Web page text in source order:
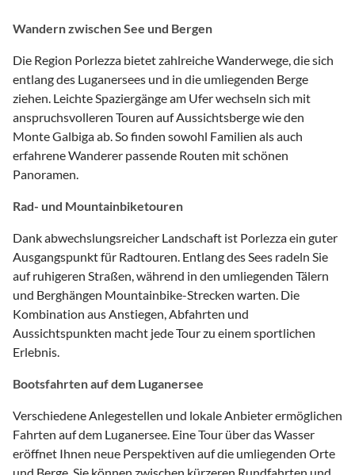
Wandern zwischen See und Bergen
Die Region Porlezza bietet zahlreiche Wanderwege, die sich
entlang des Luganersees und in die umliegenden Berge
ziehen. Leichte Spaziergänge am Ufer wechseln sich mit
anspruchsvolleren Touren auf Aussichtsberge wie den
Monte Galbiga ab. So finden sowohl Familien als auch
erfahrene Wanderer passende Routen mit schönen
Panoramen.
Rad- und Mountainbiketouren
Dank abwechslungsreicher Landschaft ist Porlezza ein guter
Ausgangspunkt für Radtouren. Entlang des Sees radeln Sie
auf ruhigeren Straßen, während in den umliegenden Tälern
und Berghängen Mountainbike-Strecken warten. Die
Kombination aus Anstiegen, Abfahrten und
Aussichtspunkten macht jede Tour zu einem sportlichen
Erlebnis.
Bootsfahrten auf dem Luganersee
Verschiedene Anlegestellen und lokale Anbieter ermöglichen
Fahrten auf dem Luganersee. Eine Tour über das Wasser
eröffnet Ihnen neue Perspektiven auf die umliegenden Orte